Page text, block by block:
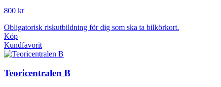
800 kr
Obligatorisk riskutbildning för dig som ska ta bilkörkort.
Köp
Kundfavorit
Teoricentralen B